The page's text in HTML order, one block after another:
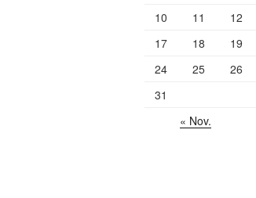
10
11 12
17
18 19
24
25 26
31
« Nov.